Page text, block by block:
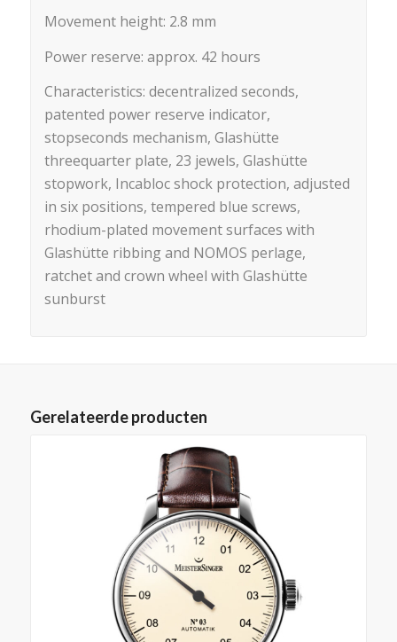
Movement height: 2.8 mm
Power reserve: approx. 42 hours
Characteristics: decentralized seconds,
patented power reserve indicator,
stopseconds mechanism, Glashütte
threequarter plate, 23 jewels, Glashütte
stopwork, Incabloc shock protection, adjusted
in six positions, tempered blue screws,
rhodium-plated movement surfaces with
Glashütte ribbing and NOMOS perlage,
ratchet and crown wheel with Glashütte
sunburst
Gerelateerde producten